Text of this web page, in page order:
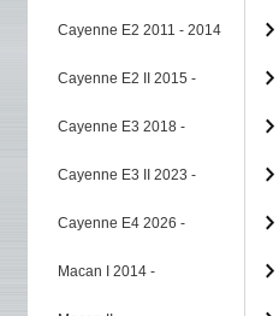
Cayenne E2 2011 - 2014
Cayenne E2 II 2015 -
Cayenne E3 2018 -
Cayenne E3 II 2023 -
Cayenne E4 2026 -
Macan I 2014 -